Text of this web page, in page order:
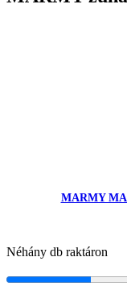
MARMY
Néhány db raktáron